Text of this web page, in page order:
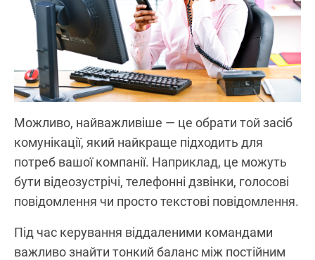
Можливо, найважливіше — це обрати той засіб
комунікації, який найкраще підходить для
потреб вашої компанії. Наприклад, це можуть
бути відеозустрічі, телефонні дзвінки, голосові
повідомлення чи просто текстові повідомлення.
Під час керування віддаленими командами
важливо знайти тонкий баланс між постійним